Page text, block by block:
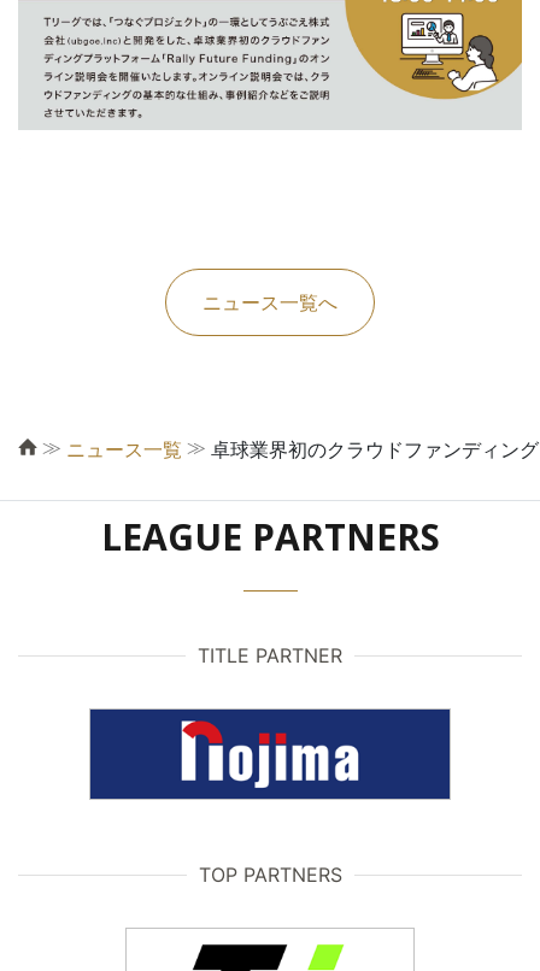
ニュース一覧へ
≫ ニュース一覧 ≫ 卓球業界初のクラウドファンディン
LEAGUE PARTNERS
TITLE PARTNER
TOP PARTNERS